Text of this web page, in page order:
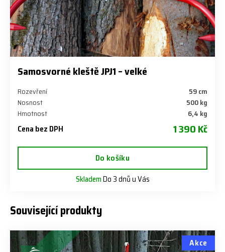
Samosvorné kleště JPJ1 – velké
Rozevření
59 cm
Nosnost
500 kg
Hmotnost
6,4 kg
Cena bez DPH 1 390 Kč
Do košíku
SklademDo 3 dnů u Vás
Související produkty
Akce